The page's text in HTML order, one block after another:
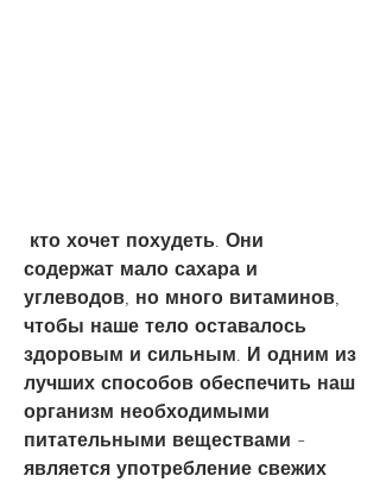
содержат мало сахара и
углеводов, но много витаминов,
чтобы наше тело оставалось
здоровым и сильным. И одним из
лучших способов обеспечить наш
организм необходимыми
питательными веществами -
является употребление свежих